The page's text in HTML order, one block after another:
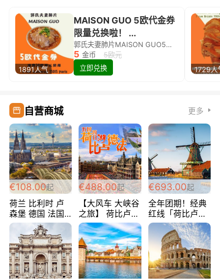
1891人气
MAISON GUO 5欧代金券
限量兑换啦！ ...
郭氏夫妻肺片MAISON GUO5欧代金券限量兑换啦！
5 金币
5欧元
立即兑换
1729人
自营商城 更多
€108.00起
荷兰 比利时 卢
森堡 德国 法国
超爽玩遍西欧 循
环线 全程四星宾
馆 108欧/人/天
€488.00起
【大风车 大峡谷
之旅】 荷比卢德
法 巴黎上下 经
典五国四日游
488欧/人
€693.00起
全年团期！经典
红线「荷比卢德
法」七天循环 五
国 仅售99欧/人/
天！巴黎上下！
包拼房~